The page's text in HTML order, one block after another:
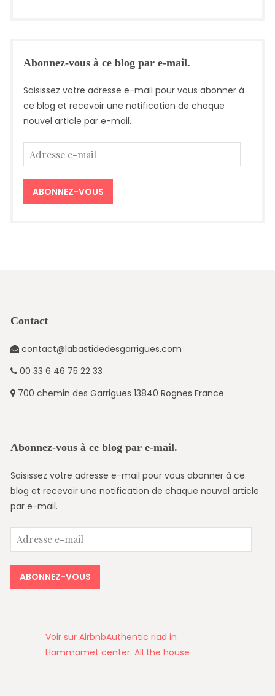
Abonnez-vous à ce blog par e-mail.
Saisissez votre adresse e-mail pour vous abonner à
ce blog et recevoir une notification de chaque
nouvel article par e-mail.
Adresse
e-
mail
ABONNEZ-VOUS
Contact
contact@labastidedesgarrigues.com
00 33 6 46 75 22 33
700 chemin des Garrigues 13840 Rognes France
Abonnez-vous à ce blog par e-mail.
Saisissez votre adresse e-mail pour vous abonner à ce
blog et recevoir une notification de chaque nouvel article
par e-mail.
Adresse
e-
mail
ABONNEZ-VOUS
Voir sur AirbnbAuthentic riad in
Hammamet center. All the house